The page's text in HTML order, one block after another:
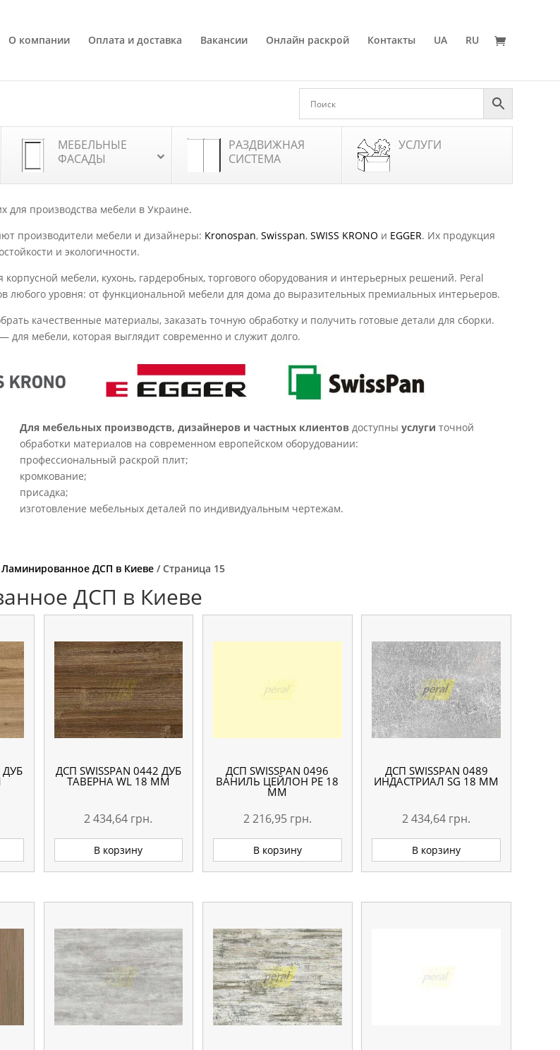
О компании Оплата и доставка Вакансии Онлайн раскрой Контакты UA RU
МЕБЕЛЬНЫЕ
ФАСАДЫ
РАЗДВИЖНАЯ
СИСТЕМА
УСЛУГИ
производства мебели в Украине.
производители мебели и дизайнеры: Kronospan,Swisspan,SWISS KRONO и EGGER. Их продукция
и экологичности.
мебели, кухонь, гардеробных, торгового оборудования и интерьерных решений. Peral
любого уровня: от функциональной мебели для дома до выразительных премиальных интерьеров.
качественные материалы, заказать точную обработку и получить готовые детали для сборки.
мебели, которая выглядит современно и служит долго.
Для мебельных производств, дизайнеров и частных клиентовдоступны услуги точной
обработки материалов на современном европейском оборудовании:
профессиональный раскрой плит;
кромкование;
присадка;
изготовление мебельных деталей по индивидуальным чертежам.
Ламинированное ДСП в Киеве / Страница 15
ДСП в Киеве
ДУБ ДСП SWISSPAN 0442 ДУБ
ТАВЕРНА WL 18 ММ
2 434,64 грн.
В корзину
ДСП SWISSPAN 0496
ВАНИЛЬ ЦЕЙЛОН PE 18
ММ
2 216,95 грн.
В корзину
ДСП SWISSPAN 0489
ИНДАСТРИАЛ SG 18 ММ
2 434,64 грн.
В корзину